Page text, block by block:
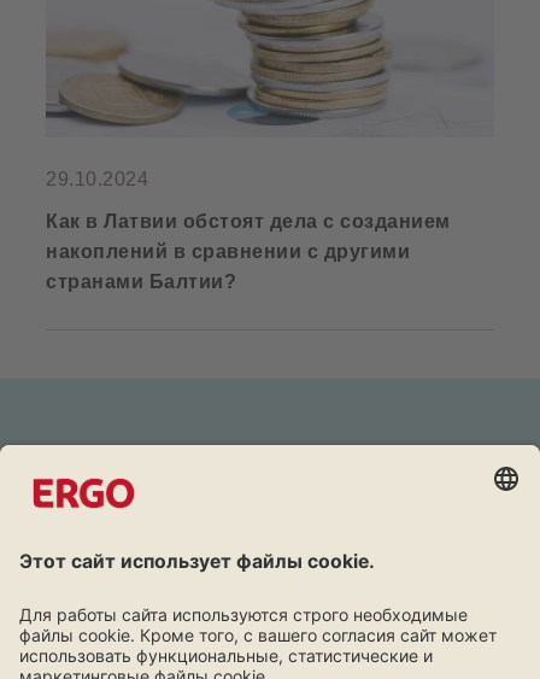
29.10.2024
Как в Латвии обстоят дела с созданием
накоплений в сравнении с другими
странами Балтии?
Дружба окупается
Узнать больше!